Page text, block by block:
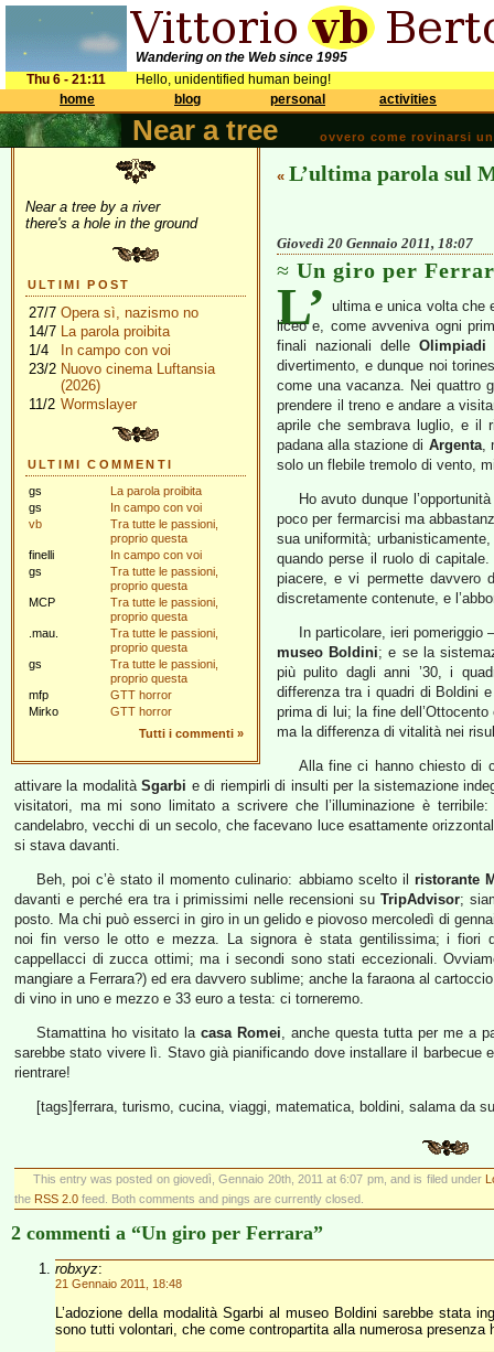
Wandering on the Web since 1995
Thu 6 - 21:11
Hello, unidentified human being!
home
blog personal activities
Near a tree ovvero come rovinarsi
Near a tree by a river
there's a hole in the ground
ULTIMI POST
27/7 Opera sì, nazismo no
14/7 La parola proibita
1/4
In campo con voi
23/2 Nuovo cinema Luftansia
(2026)
11/2 Wormslayer
ULTIMI COMMENTI
gs
La parola proibita
gs
In campo con voi
vb
Tra tutte le passioni,
proprio questa
finelli
In campo con voi
gs
Tra tutte le passioni,
proprio questa
MCP
Tra tutte le passioni,
proprio questa
.mau.
Tra tutte le passioni,
proprio questa
gs
Tra tutte le passioni,
proprio questa
mfp
GTT horror
Mirko
GTT horror
Tutti i commenti »
« L’ultima parola sul
Giovedì 20 Gennaio 2011, 18:07
Un giro per
L’ ultima e unica volta che
liceo e, come avveniva ogni
finali nazionali delle Olimpiadi
divertimento, e dunque noi
come una vacanza. Nei quattro
prendere il treno e andare a
aprile che sembrava luglio, e il
padana alla stazione di Argenta,
solo un flebile tremolo di vento,
Ho avuto dunque
poco per fermarcisi ma
sua uniformità;
quando perse il ruolo di
piacere, e vi permette davvero
discretamente contenute, e
In particolare, ieri
museo Boldini; e se la
più pulito dagli anni ’30, i
differenza tra i quadri di Boldini
prima di lui; la fine
ma la differenza di vitalità nei
Alla fine ci hanno chiesto di
attivare la modalitàSgarbi e di riempirli di insulti per la sistemazione
visitatori, ma mi sono limitato a scrivere che l’illuminazione è
candelabro, vecchi di un secolo, che facevano luce esattamente
si stava davanti.
Beh, poi c’è stato il momento culinario: abbiamo scelto il ristorante
davanti e perché era tra i primissimi nelle recensioni su TripAdvisor;
posto. Ma chi può esserci in giro in un gelido e piovoso mercoledì di
noi fin verso le otto e mezza. La signora è stata gentilissima; i fiori
cappellacci di zucca ottimi; ma i secondi sono stati eccezionali.
mangiare a Ferrara?) ed era davvero sublime; anche la faraona al
di vino in uno e mezzo e 33 euro a testa: ci torneremo.
Stamattina ho visitato la casa Romei, anche questa tutta per me a
sarebbe stato vivere lì. Stavo già pianificando dove installare il
rientrare!
[tags]ferrara, turismo, cucina, viaggi, matematica, boldini, salama da
This entry was posted on giovedì, Gennaio 20th, 2011 at 6:07 pm, and is filed under
the RSS 2.0 feed. Both comments and pings are currently closed.
2 commenti a “Un giro per Ferrara”
robxyz:
21 Gennaio 2011, 18:48
L’adozione della modalità Sgarbi al museo Boldini sarebbe stata
sono tutti volontari, che come contropartita alla numerosa